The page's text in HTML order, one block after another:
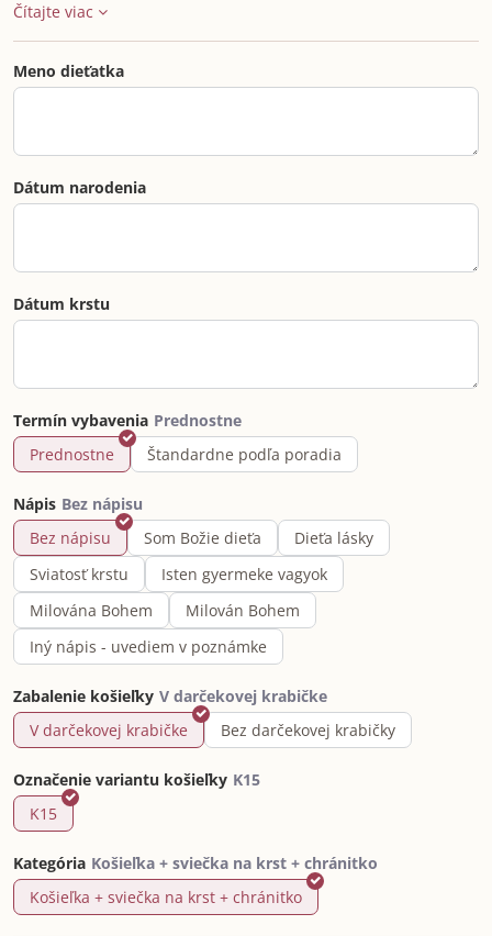
Čítajte viac
Meno dieťatka
Dátum narodenia
Dátum krstu
Termín vybavenia
Prednostne
Štandardne podľa poradia
Nápis
Bez nápisu
Som Božie dieťa
Dieťa lásky
Sviatosť krstu
Isten gyermeke vagyok
Milována Bohem
Milován Bohem
Iný nápis - uvediem v poznámke
Zabalenie košieľky
V darčekovej krabičke
Bez darčekovej krabičky
Označenie variantu košieľky
K15
Kategória
Košieľka + sviečka na krst + chránitko